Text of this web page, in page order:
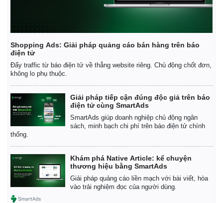
Shopping Ads: Giải pháp quảng cáo bán hàng trên báo
điện tử
Đẩy traffic từ báo điện tử về thẳng website riêng. Chủ động chốt đơn,
không lo phụ thuộc.
Giải pháp tiếp cận đúng độc giả trên báo
điện tử cùng SmartAds
SmartAds giúp doanh nghiệp chủ động ngân
sách, minh bạch chi phí trên báo điện tử chính
thống.
Khám phá Native Article: kể chuyện
thương hiệu bằng SmartAds
Giải pháp quảng cáo liền mạch với bài viết, hòa
vào trải nghiệm đọc của người dùng.